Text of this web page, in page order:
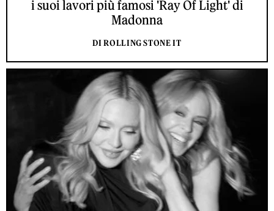
i suoi lavori più famosi 'Ray Of Light' di
Madonna
DI ROLLING STONE IT